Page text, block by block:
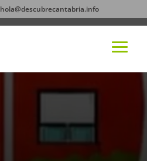
hola@descubrecantabria.info